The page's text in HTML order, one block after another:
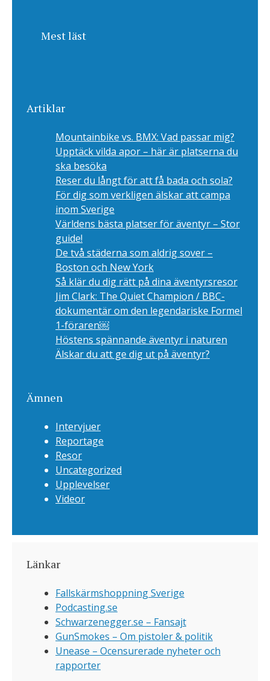
Mest läst
Artiklar
Mountainbike vs. BMX: Vad passar mig?
Upptäck vilda apor – här är platserna du
ska besöka
Reser du långt för att få bada och sola?
För dig som verkligen älskar att campa
inom Sverige
Världens bästa platser för äventyr – Stor
guide!
De två städerna som aldrig sover –
Boston och New York
Så klär du dig rätt på dina äventyrsresor
Jim Clark: The Quiet Champion / BBC-
dokumentär om den legendariske Formel
1-föraren￼
Höstens spännande äventyr i naturen
Älskar du att ge dig ut på äventyr?
Ämnen
Intervjuer
Reportage
Resor
Uncategorized
Upplevelser
Videor
Länkar
Fallskärmshoppning Sverige
Podcasting.se
Schwarzenegger.se – Fansajt
GunSmokes – Om pistoler & politik
Unease – Ocensurerade nyheter och
rapporter